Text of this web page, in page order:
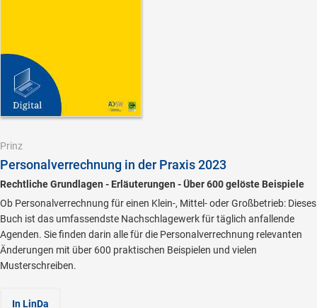
Prinz
Personalverrechnung in der Praxis 2023
Rechtliche Grundlagen - Erläuterungen - Über 600 gelöste Beispiele
Ob Personalverrechnung für einen Klein-, Mittel- oder Großbetrieb: Dieses
Buch ist das umfassendste Nachschlagewerk für täglich anfallende
Agenden. Sie finden darin alle für die Personalverrechnung relevanten
Änderungen mit über 600 praktischen Beispielen und vielen
Musterschreiben.
In LinDa